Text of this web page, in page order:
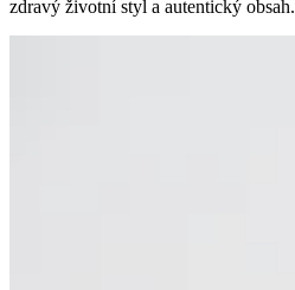
zdravý životní styl a autentický obsah.